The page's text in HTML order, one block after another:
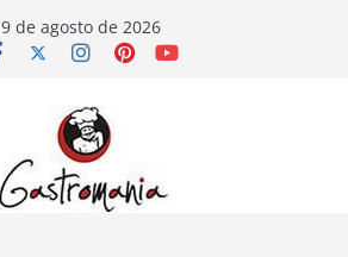
9 de agosto de 2026